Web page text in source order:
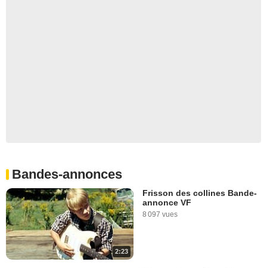
Bandes-annonces
2:23
Frisson des collines Bande-
annonce VF
8 097 vues